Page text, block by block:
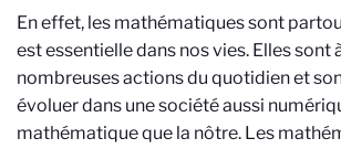
En effet, les mathématiques sont
est essentielle dans nos vies. Elles sont
nombreuses actions du quotidien et
évoluer dans une société aussi
mathématique que la nôtre. Les